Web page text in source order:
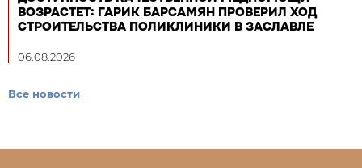
ВОЗРАСТЕТ: ГАРИК БАРСАМЯН ПРОВЕРИЛ ХОД
СТРОИТЕЛЬСТВА ПОЛИКЛИНИКИ В ЗАСЛАВЛЕ
06.08.2026
Все новости